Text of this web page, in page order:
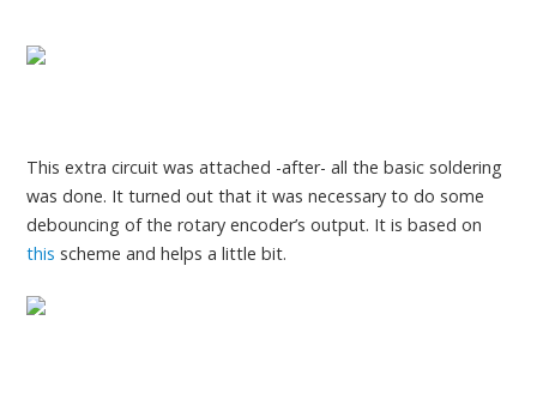
This extra circuit was attached -after- all the basic soldering
was done. It turned out that it was necessary to do some
debouncing of the rotary encoder’s output. It is based on
this scheme and helps a little bit.